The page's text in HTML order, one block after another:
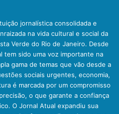
jornalística consolidada e
na vida cultural e social da
Verde do Rio de Janeiro. Desde
tem sido uma voz importante na
gama de temas que vão desde a
sociais urgentes, economia,
é marcada por um compromisso
o que garante a confiança
O Jornal Atual expandiu sua